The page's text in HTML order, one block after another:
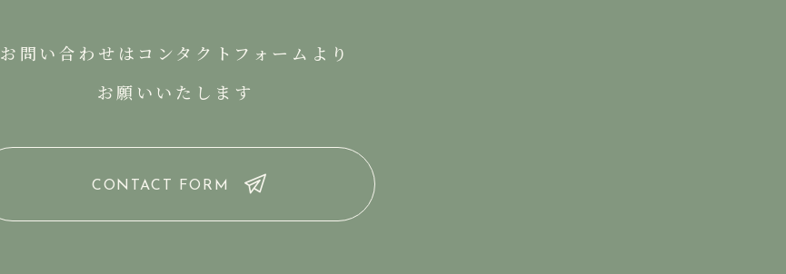
お問い合わせはコンタクトフォームより
お願いいたします
CONTACT FORM